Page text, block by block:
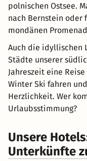
polnischen Ostsee.
nach Bernstein oder
mondänen
Auch die idyllischen
Städte unserer
Jahreszeit eine
Winter Ski fahren
Herzlichkeit. Wer
Urlaubsstimmung?
Unsere
Unterkünfte